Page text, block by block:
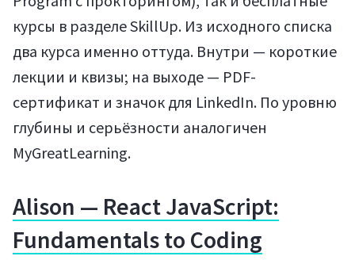
курсы в разделе SkillUp. Из исходного списка
два курса именно оттуда. Внутри — короткие
лекции и квизы; на выходе — PDF-
сертификат и значок для LinkedIn. По уровню
глубины и серьёзности аналогичен
MyGreatLearning.
Alison — React JavaScript:
Fundamentals to Coding